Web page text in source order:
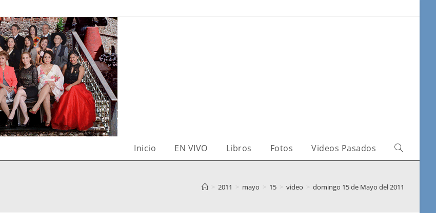
Inicio EN VIVO Libros Fotos Videos Pasados
> 2011 > mayo > 15 > video > domingo 15 de Mayo del 2011